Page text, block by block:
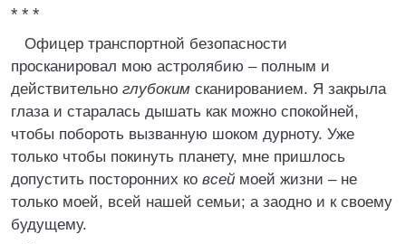
* * *
Офицер транспортной безопасности
просканировал мою астролябию – полным и
действительно глубоким сканированием. Я закрыла
глаза и старалась дышать как можно спокойней,
чтобы побороть вызванную шоком дурноту. Уже
только чтобы покинуть планету, мне пришлось
допустить посторонних ко всей моей жизни – не
только моей, всей нашей семьи; а заодно и к своему
будущему.